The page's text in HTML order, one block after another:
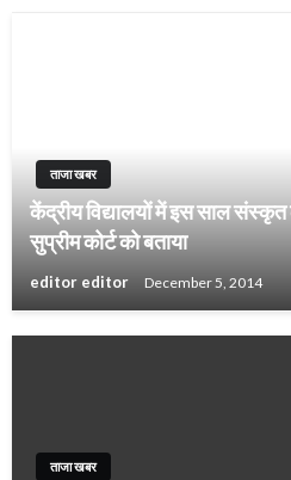
ताजा खबर
केंद्रीय विद्यालयों में इस साल संस्कृत
सुप्रीम कोर्ट को बताया
editor editor December 5, 2014
ताजा खबर